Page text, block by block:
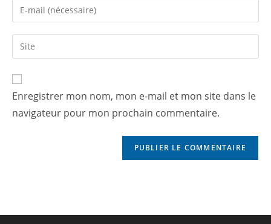
Enregistrer mon nom, mon e-mail et mon site dans le
navigateur pour mon prochain commentaire.